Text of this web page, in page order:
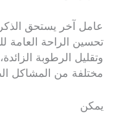
عامل آخر يستحق
تحسين الراحة العامة
وتقليل الرطوبة
مختلفة من المشاكل
يمكن